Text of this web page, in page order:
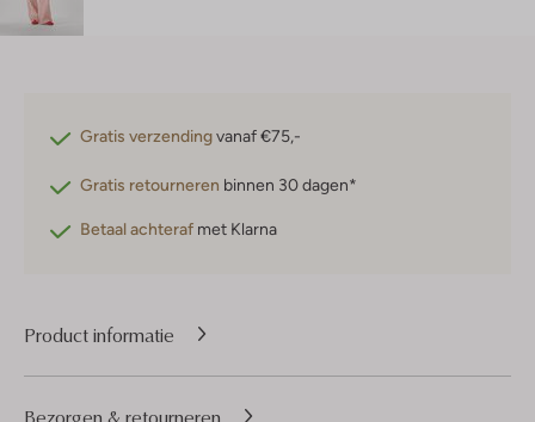
Gratis verzendingvanaf €75,-
Gratis retourneren binnen 30 dagen*
Betaal achteraf met Klarna
Product informatie